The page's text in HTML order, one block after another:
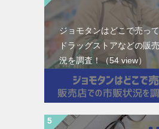
ジョモタンはどこで売っ
ドラッグストアなどの販
況を調査！（54 view）